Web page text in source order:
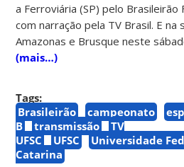
a Ferroviária (SP) pelo Brasileirão
com narração pela TV Brasil. E na
Amazonas e Brusque neste
(mais…)
Tags:
Brasileirão
campeonato
B
transmissão
TV
UFSC
UFSC
Universidade
Catarina